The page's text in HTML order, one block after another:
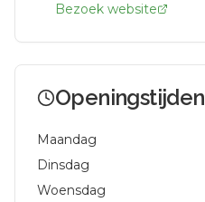
Bezoek website
Openingstijden
Maandag
Dinsdag
Woensdag